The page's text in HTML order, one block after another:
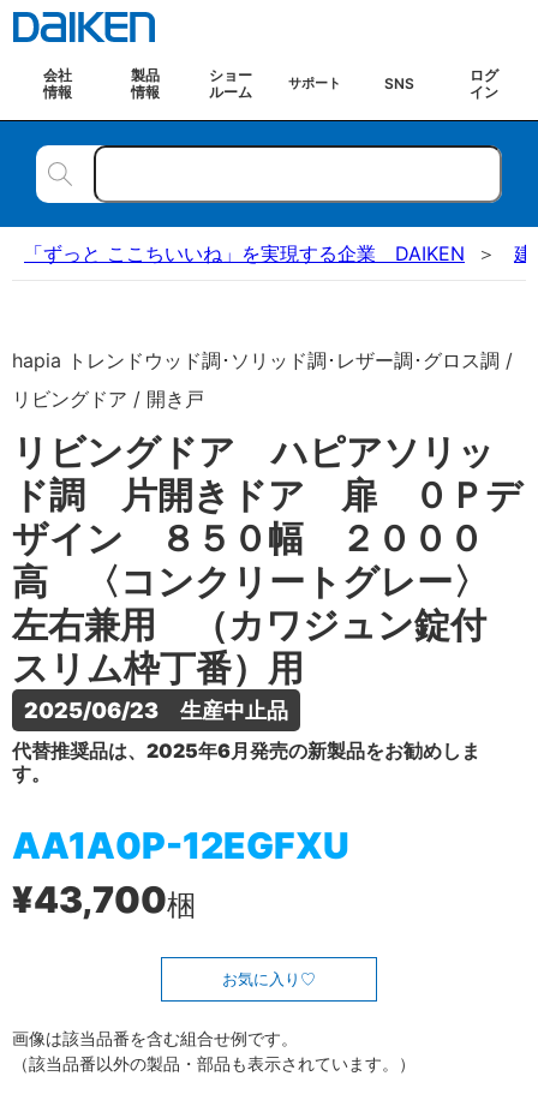
会社
情報
製品
情報
ショー
ルーム
サポート SNS
ログ
イン
「ずっと ここちいいね」を実現する企業 DAIKEN 建
hapia トレンドウッド調･ソリッド調･レザー調･グロス調 /
リビングドア / 開き戸
リビングドア ハピアソリッ
ド調 片開きドア 扉 ０Ｐデ
ザイン ８５０幅 ２０００
高 〈コンクリートグレー〉
左右兼用 （カワジュン錠付
スリム枠丁番）用
2025/06/23　生産中止品
代替推奨品は、2025年6月発売の新製品をお勧めしま
す。
AA1A0P-12EGFXU
¥43,700梱
お気に入り
画像は該当品番を含む組合せ例です。
（該当品番以外の製品・部品も表示されています。）